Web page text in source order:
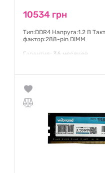
10534 грн
Тип:DDR4 Напруга:1.2 В
фактор:288-pin DIMM
Гарантия: 36 месяцев